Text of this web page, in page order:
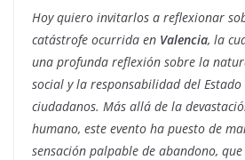
Hoy quiero invitarlos a reflexionar
catástrofe ocurrida en Valencia, la
una profunda reflexión sobre la
social y la responsabilidad del Estado
ciudadanos. Más allá de la
humano, este evento ha puesto de
sensación palpable de abandono,